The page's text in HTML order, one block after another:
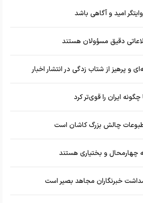
امید و آگاهی باشد
دقیق مسؤولان هستند
و پرهیز از شتاب زدگی در انتشار اخبار
ایران را قوی‌تر کرد
چالش بزرگ کاشان است
چهارمحال و بختیاری هستند
خبرنگاران مجاهد بصیر است